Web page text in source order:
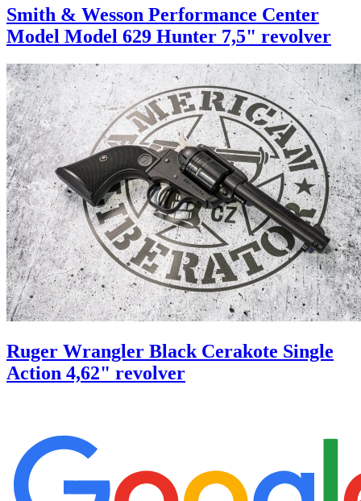
Smith & Wesson Performance Center
Model Model 629 Hunter 7,5" revolver
Ruger Wrangler Black Cerakote Single
Action 4,62" revolver